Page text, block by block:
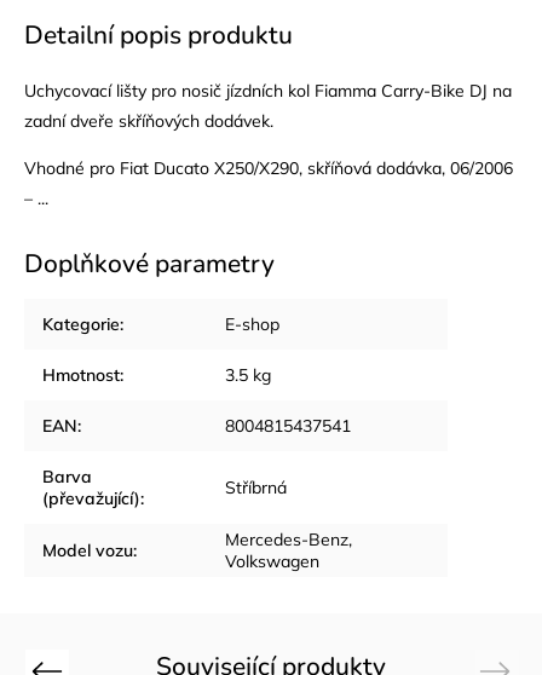
Detailní popis produktu
Uchycovací lišty pro nosič jízdních kol Fiamma Carry-Bike DJ na
zadní dveře skříňových dodávek.
Vhodné pro Fiat Ducato X250/X290, skříňová dodávka, 06/2006
– ...
Doplňkové parametry
Kategorie: E-shop
Hmotnost: 3.5 kg
EAN: 8004815437541
Barva
(převažující): Stříbrná
Model vozu:
Mercedes-Benz,
Volkswagen
Související produkty
Previous Next